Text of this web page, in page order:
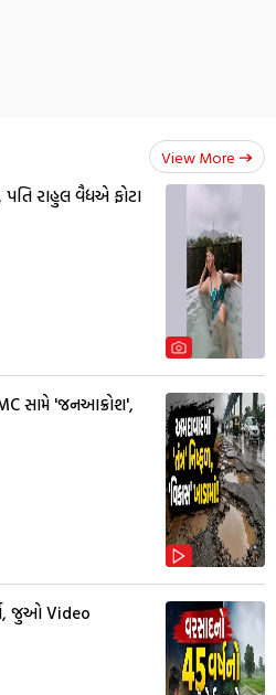
View More
રાહુલ વૈદ્યએ ફોટા
સામે 'જનઆક્રોશ',
જુઓ Video